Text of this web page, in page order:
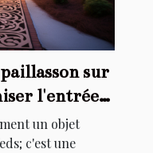
sur
l'entrée
un objet
c'est une